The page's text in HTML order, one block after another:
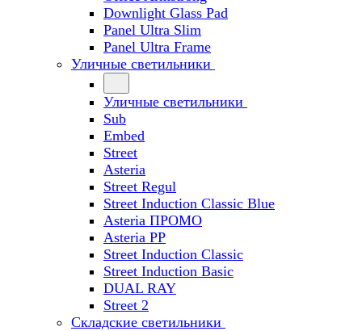
Downlight Glass Pad
Panel Ultra Slim
Panel Ultra Frame
Уличные светильники
Уличные светильники
Sub
Embed
Street
Asteria
Street Regul
Street Induction Classic Blue
Asteria ПРОМО
Asteria PP
Street Induction Classic
Street Induction Basic
DUAL RAY
Street 2
Складские светильники